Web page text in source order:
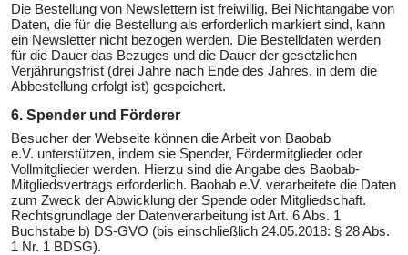
Die Bestellung von Newslettern ist freiwillig. Bei Nichtangabe von
Daten, die für die Bestellung als erforderlich markiert sind, kann
ein Newsletter nicht bezogen werden. Die Bestelldaten werden
für die Dauer das Bezuges und die Dauer der gesetzlichen
Verjährungsfrist (drei Jahre nach Ende des Jahres, in dem die
Abbestellung erfolgt ist) gespeichert.
6. Spender und Förderer
Besucher der Webseite können die Arbeit von Baobab
e.V. unterstützen, indem sie Spender, Fördermitglieder oder
Vollmitglieder werden. Hierzu sind die Angabe des Baobab-
Mitgliedsvertrags erforderlich. Baobab e.V. verarbeitete die Daten
zum Zweck der Abwicklung der Spende oder Mitgliedschaft.
Rechtsgrundlage der Datenverarbeitung ist Art. 6 Abs. 1
Buchstabe b) DS-GVO (bis einschließlich 24.05.2018: § 28 Abs.
1 Nr. 1 BDSG).